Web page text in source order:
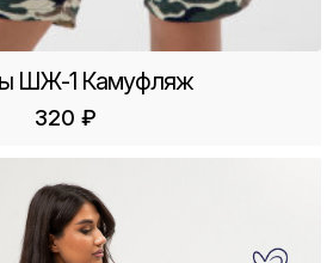
ШЖ-1 Камуфляж
320 ₽